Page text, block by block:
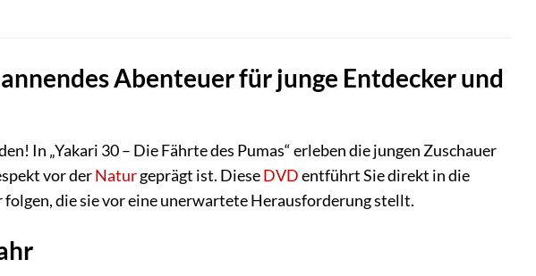
Abenteuer für junge Entdecker und
In „Yakari 30 – Die Fährte des Pumas“ erleben die jungen Zuschauer
vor derNaturgeprägt ist. DieseDVDentführt Sie direkt in die
die sie vor eine unerwartete Herausforderung stellt.